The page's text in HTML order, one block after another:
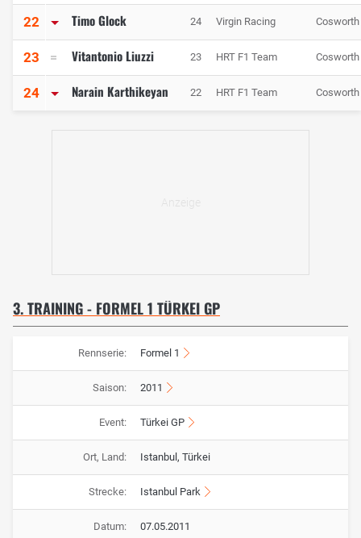
22 Timo Glock 24 Virgin Racing Cosworth
23 Vitantonio Liuzzi 23 HRT F1 Team Cosworth
24 Narain Karthikeyan 22 HRT F1 Team Cosworth
3. TRAINING - FORMEL 1 TÜRKEI GP
Rennserie: Formel 1
Saison: 2011
Event: Türkei GP
Ort, Land: Istanbul, Türkei
Strecke: Istanbul Park
Datum: 07.05.2011